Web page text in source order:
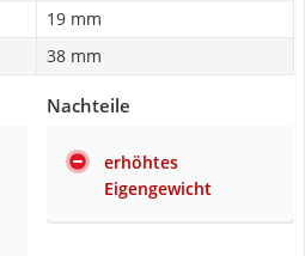
19 mm
38 mm
Nachteile
erhöhtes
Eigengewicht